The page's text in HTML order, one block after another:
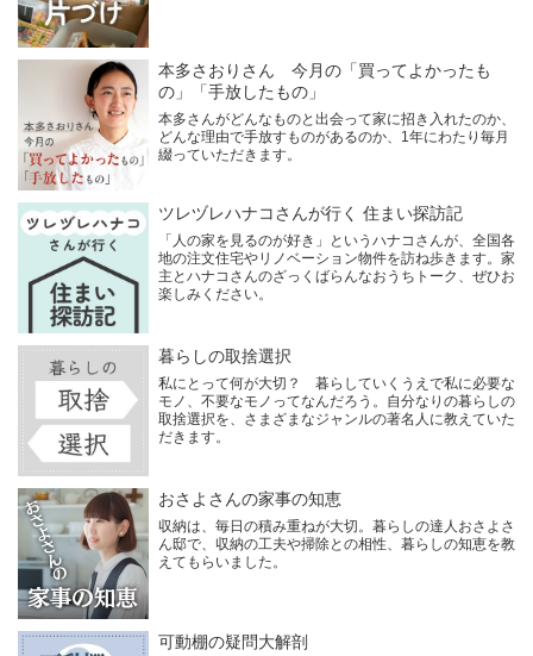
本多さおりさん 今月の「買ってよかったも
の」「手放したもの」
本多さんがどんなものと出会って家に招き入れたのか、
どんな理由で手放すものがあるのか、1年にわたり毎月
綴っていただきます。
ツレヅレハナコさんが行く 住まい探訪記
「人の家を見るのが好き」というハナコさんが、全国各
地の注文住宅やリノベーション物件を訪ね歩きます。家
主とハナコさんのざっくばらんなおうちトーク、ぜひお
楽しみください。
暮らしの取捨選択
私にとって何が大切？ 暮らしていくうえで私に必要な
モノ、不要なモノってなんだろう。自分なりの暮らしの
取捨選択を、さまざまなジャンルの著名人に教えていた
だきます。
おさよさんの家事の知恵
収納は、毎日の積み重ねが大切。暮らしの達人おさよさ
ん邸で、収納の工夫や掃除との相性、暮らしの知恵を教
えてもらいました。
可動棚の疑問大解剖